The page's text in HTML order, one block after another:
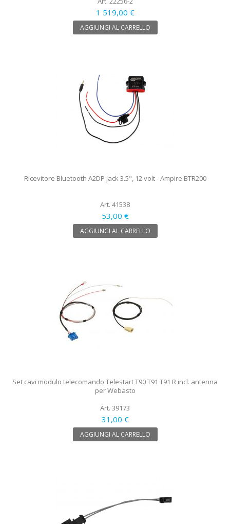
1 519,00 €
AGGIUNGI AL CARRELLO
Ricevitore Bluetooth A2DP jack 3.5", 12 volt - Ampire BTR200
Art. 41538
53,00 €
AGGIUNGI AL CARRELLO
Set cavi modulo telecomando Telestart T90 T91 T91 R incl. antenna
per Webasto
Art. 39173
31,00 €
AGGIUNGI AL CARRELLO